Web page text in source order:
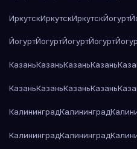
ИркутскИркутскИркутскЙогурт
ЙогуртЙогуртЙогуртЙогурт
КазаньКазаньКазаньКазань
КазаньКазаньКазаньКазань
КалининградКалининград
КалининградКалининград